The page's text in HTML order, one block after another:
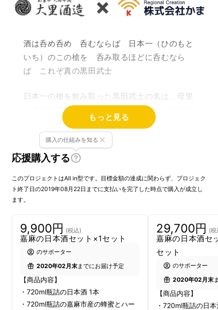
酒は呑め呑め 呑むならば 日本一（ひのもと
いち）のこの槍を 呑み取るほどに呑むなら
ば これぞ真の黒田武士
日本一の槍を飲み取った黒田武士の名は、母里
太兵衛友信（もりたへいとものぶ）で、後藤又
兵衛と並んで、黒田藩きっての大酒豪であり、
槍の名手でもあった。
博多の玄関、JR博多駅の正面には槍を手にし
大杯を掲げる銅像は堂々たる黒田武士。
母里太兵衛は益富城主。
今、益富城下、嘉麻市の麟翁寺(りんのうじ)に
孫の代まで眠っています。
もっと見る
応援購入する
購入の仕組みを知る
このプロジェクトはAll in型です。目標金額の達成に関わらず、プロジェク
ト終了日の2019年08月22日までに支払いを完了した時点で購入が成立し
ます。
9,900円 (税込)
嘉麻の日本酒セット×1セット
のサポーター
2020年02月末までにお届け予定
【商品内容】
・720ml瓶詰の日本酒 1本
・720ml瓶詰の嘉麻市産の蜂蜜とハー
29,700円 (税
嘉麻の日本酒セ
セット
のサポーター
2020年02月末
【商品内容】
・720ml瓶詰の日